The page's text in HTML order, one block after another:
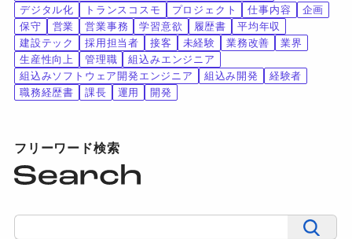
デジタル化
トランスコスモ プロジェクト 仕事内容
企画
保守
営業 営業事務 学習意欲 履歴書
平均年収
建設テック
採用担当者 接客 未経験 業務改善
業界
生産性向上
管理職
組込みエンジニア
組込みソフトウェア開発エンジニア
組込み開発
経験者
職務経歴書
課長 運用 開発
フリーワード検索